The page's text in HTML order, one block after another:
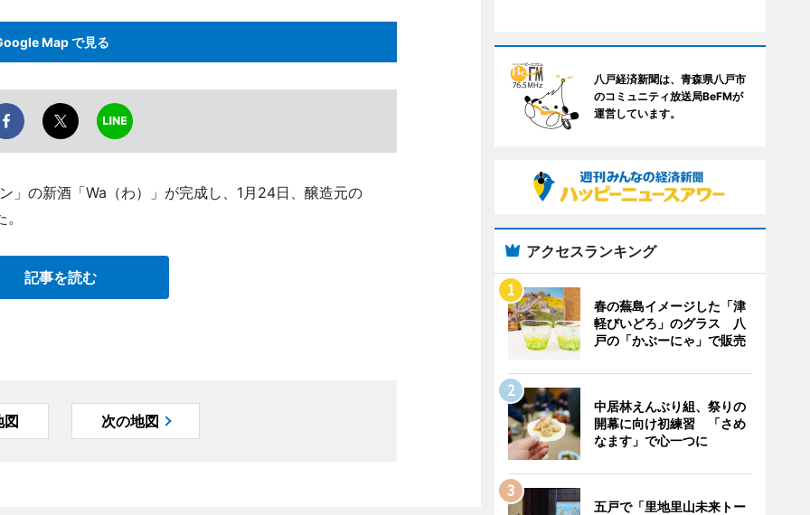
Map で見る
」の新酒「Wa（わ）」が完成し、1月24日、醸造元の
記事を読む
図 次の地図
八戸経済新聞は、青森県八戸市
のコミュニティ放送局BeFMが
運営しています。
アクセスランキング
春の蕪島イメージした「津
軽びいどろ」のグラス 八
戸の「かぶーにゃ」で販売
中居林えんぶり組、祭りの
開幕に向け初練習 「さめ
なます」で心一つに
五戸で「里地里山未来トー